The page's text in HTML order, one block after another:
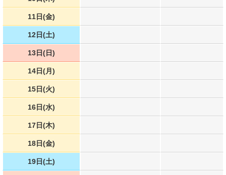
11日(金)
12日(土)
13日(日)
14日(月)
15日(火)
16日(水)
17日(木)
18日(金)
19日(土)